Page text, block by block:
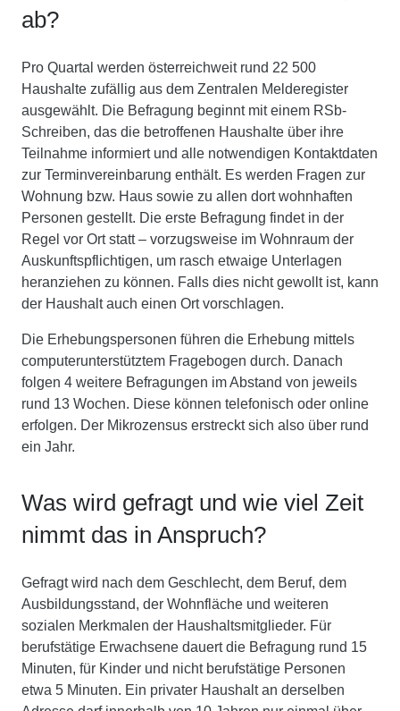
ab?
Pro Quartal werden österreichweit rund 22 500
Haushalte zufällig aus dem Zentralen Melderegister
ausgewählt. Die Befragung beginnt mit einem RSb-
Schreiben, das die betroffenen Haushalte über ihre
Teilnahme informiert und alle notwendigen Kontaktdaten
zur Terminvereinbarung enthält. Es werden Fragen zur
Wohnung bzw. Haus sowie zu allen dort wohnhaften
Personen gestellt. Die erste Befragung findet in der
Regel vor Ort statt – vorzugsweise im Wohnraum der
Auskunftspflichtigen, um rasch etwaige Unterlagen
heranziehen zu können. Falls dies nicht gewollt ist, kann
der Haushalt auch einen Ort vorschlagen.
Die Erhebungspersonen führen die Erhebung mittels
computerunterstütztem Fragebogen durch. Danach
folgen 4 weitere Befragungen im Abstand von jeweils
rund 13 Wochen. Diese können telefonisch oder online
erfolgen. Der Mikrozensus erstreckt sich also über rund
ein Jahr.
Was wird gefragt und wie viel Zeit
nimmt das in Anspruch?
Gefragt wird nach dem Geschlecht, dem Beruf, dem
Ausbildungsstand, der Wohnfläche und weiteren
sozialen Merkmalen der Haushaltsmitglieder. Für
berufstätige Erwachsene dauert die Befragung rund 15
Minuten, für Kinder und nicht berufstätige Personen
etwa 5 Minuten. Ein privater Haushalt an derselben